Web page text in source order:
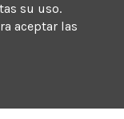
su uso.
aceptar las